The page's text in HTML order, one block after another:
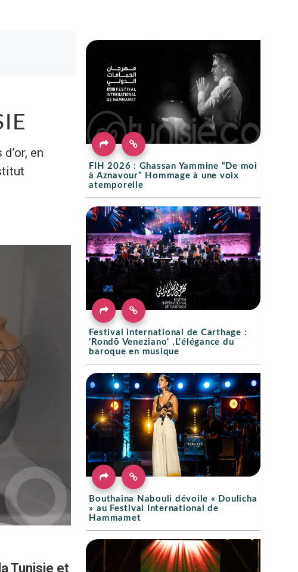
en
Tunisie et
FIH 2026 : Ghassan Yammine “De moi
à Aznavour” Hommage à une voix
atemporelle
Festival international de Carthage :
'Rondō Veneziano' ,L'élégance du
baroque en musique
Bouthaina Nabouli dévoile « Doulicha
» au Festival International de
Hammamet